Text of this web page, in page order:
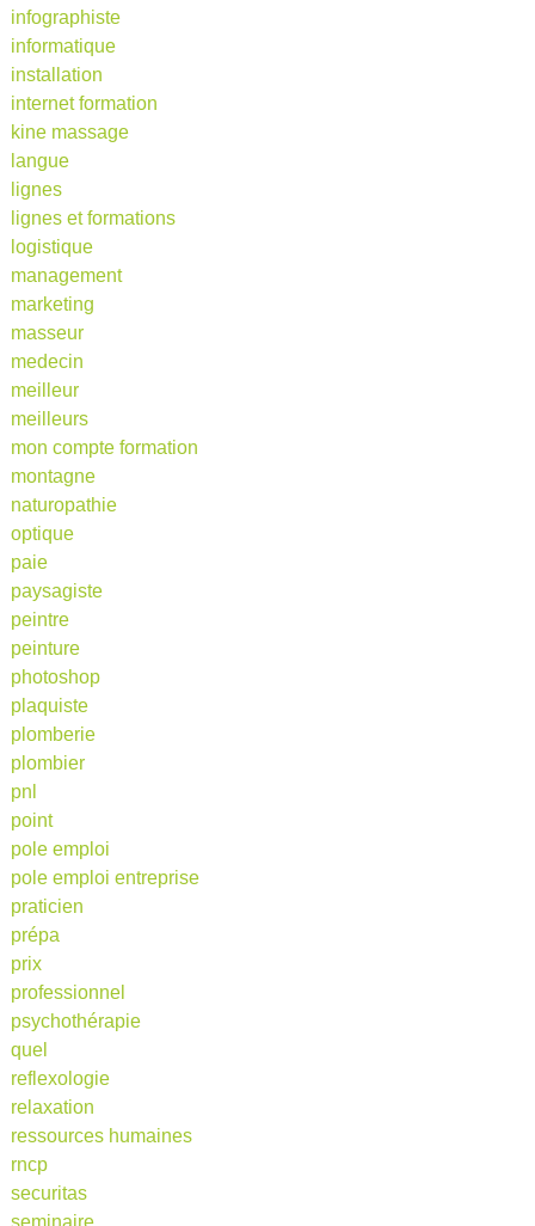
infographiste
informatique
installation
internet formation
kine massage
langue
lignes
lignes et formations
logistique
management
marketing
masseur
medecin
meilleur
meilleurs
mon compte formation
montagne
naturopathie
optique
paie
paysagiste
peintre
peinture
photoshop
plaquiste
plomberie
plombier
pnl
point
pole emploi
pole emploi entreprise
praticien
prépa
prix
professionnel
psychothérapie
quel
reflexologie
relaxation
ressources humaines
rncp
securitas
seminaire